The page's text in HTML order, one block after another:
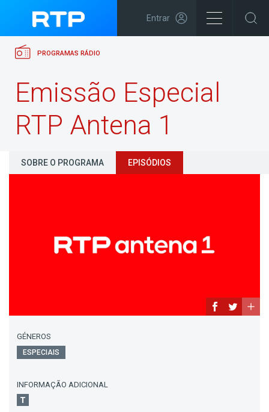
Entrar
PROGRAMAS RÁDIO
Emissão Especial
RTP Antena 1
SOBRE O PROGRAMA EPISÓDIOS
GÉNEROS
ESPECIAIS
INFORMAÇÃO ADICIONAL